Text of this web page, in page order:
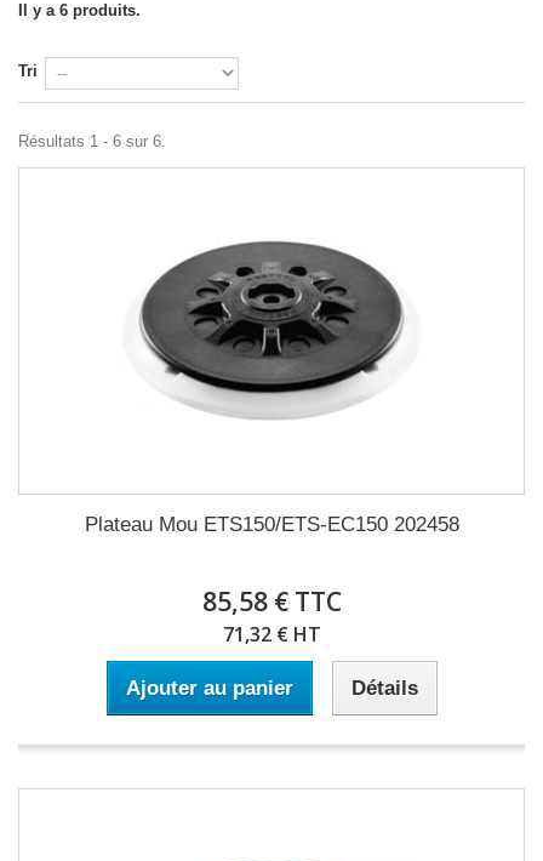
Il y a 6 produits.
Tri
Résultats 1 - 6 sur 6.
Plateau Mou ETS150/ETS-EC150 202458
85,58 € TTC
71,32 € HT
Ajouter au panier Détails